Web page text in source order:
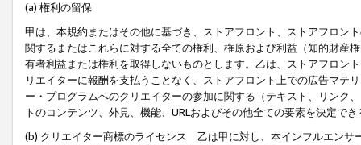
(a) 権利の留保
甲は、本規約またはその他に基づき、ストアフロント、ストアフロン
関するまたはこれらに対する全ての権利、権原および利益（知的財産
有者利益または権利を取得しないものとします。乙は、ストアフロン
リエイターに報酬を支払うことなく、ストアフロント上での広告マテ
ー・プログラムへのクリエイターの参加に関する（テキスト、リンク
トのコンテンツ、外見、機能、URLおよびその他全ての要素を決定で
(b) クリエイター商標のライセンス 乙は甲に対し、本インフルエンサ